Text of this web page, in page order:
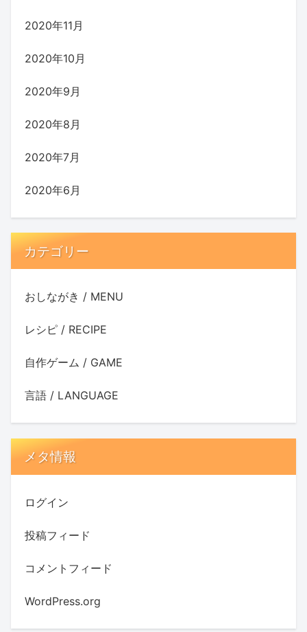
2020年11月
2020年10月
2020年9月
2020年8月
2020年7月
2020年6月
カテゴリー
おしながき / MENU
レシピ / RECIPE
自作ゲーム / GAME
言語 / LANGUAGE
メタ情報
ログイン
投稿フィード
コメントフィード
WordPress.org